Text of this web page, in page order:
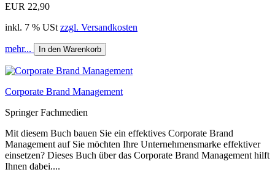
EUR 22,90
inkl. 7 % USt zzgl. Versandkosten
mehr... In den Warenkorb
Corporate Brand Management
Springer Fachmedien
Mit diesem Buch bauen Sie ein effektives Corporate Brand
Management auf Sie möchten Ihre Unternehmensmarke effektiver
einsetzen? Dieses Buch über das Corporate Brand Management hilft
Ihnen dabei....